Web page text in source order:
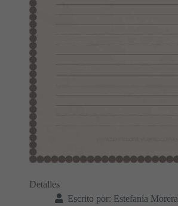
Detalles
Escrito por: Estefanía Morera